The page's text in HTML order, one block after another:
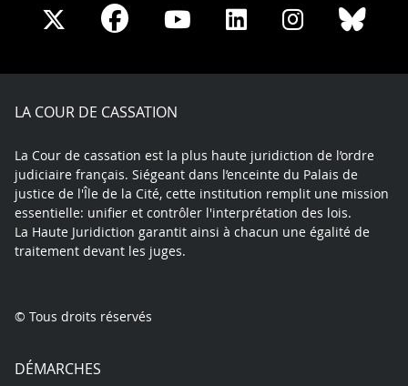
Share
X
Share
Facebook
Share
Youtube
Share
LinkedIn
Share
Instagram
LA COUR DE CASSATION
La Cour de cassation est la plus haute juridiction de l’ordre
judiciaire français. Siégeant dans l’enceinte du Palais de
justice de l'Île de la Cité, cette institution remplit une mission
essentielle: unifier et contrôler l'interprétation des lois.
La Haute Juridiction garantit ainsi à chacun une égalité de
traitement devant les juges.
© Tous droits réservés
DÉMARCHES